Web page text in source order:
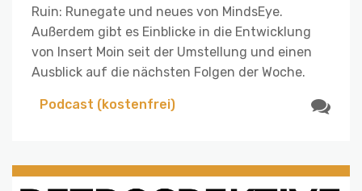
Ruin: Runegate und neues von MindsEye.
Außerdem gibt es Einblicke in die Entwicklung
von Insert Moin seit der Umstellung und einen
Ausblick auf die nächsten Folgen der Woche.
Podcast (kostenfrei)